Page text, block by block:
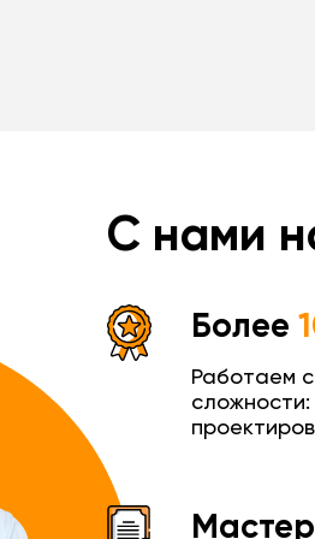
С нами
Более
Работаем